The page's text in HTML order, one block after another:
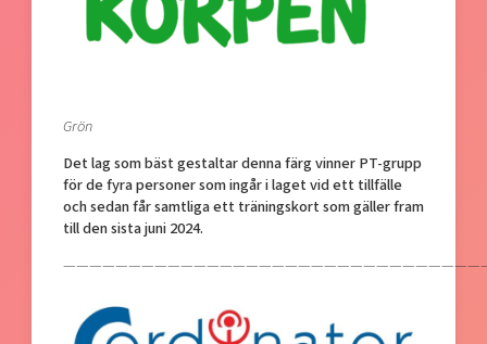
Grön
Det lag som bäst gestaltar denna färg vinnerPT-grupp
för de fyra personer som ingår i laget vid ett tillfälle
och sedan får samtliga ett träningskort som gäller fram
till den sista juni 2024.